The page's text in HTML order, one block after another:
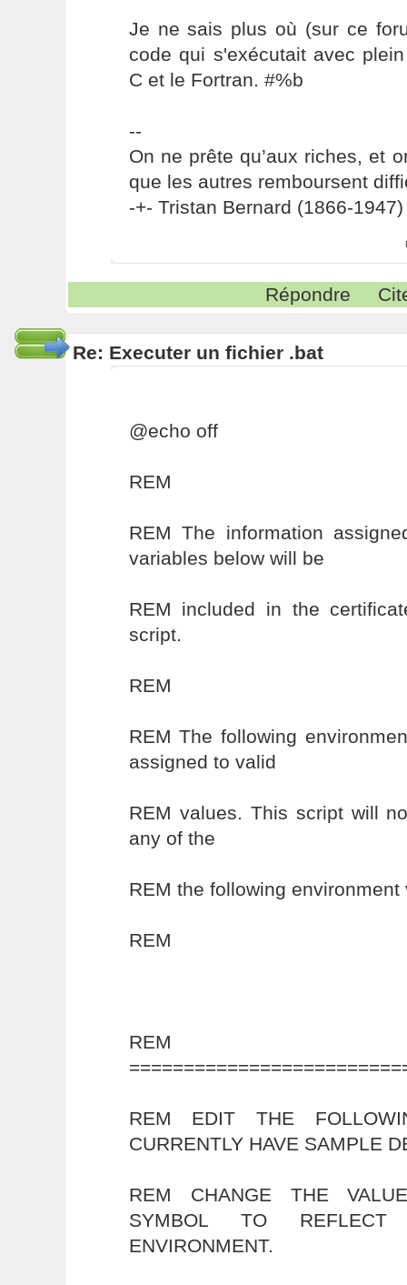
Je ne sais plus où (sur ce
code qui s'exécutait avec
C et le Fortran. #%b
--
On ne prête qu’aux riches, et
que les autres remboursent
-+- Tristan Bernard (1866-1947)
Répondre
Re: Executer un fichier .bat
@echo off
REM
REM The information
variables below will be
REM included in the
script.
REM
REM The following
assigned to valid
REM values. This script will
any of the
REM the following environment
REM
REM
REM EDIT THE
CURRENTLY HAVE SAMPLE
REM CHANGE THE
SYMBOL TO REFLECT
ENVIRONMENT.